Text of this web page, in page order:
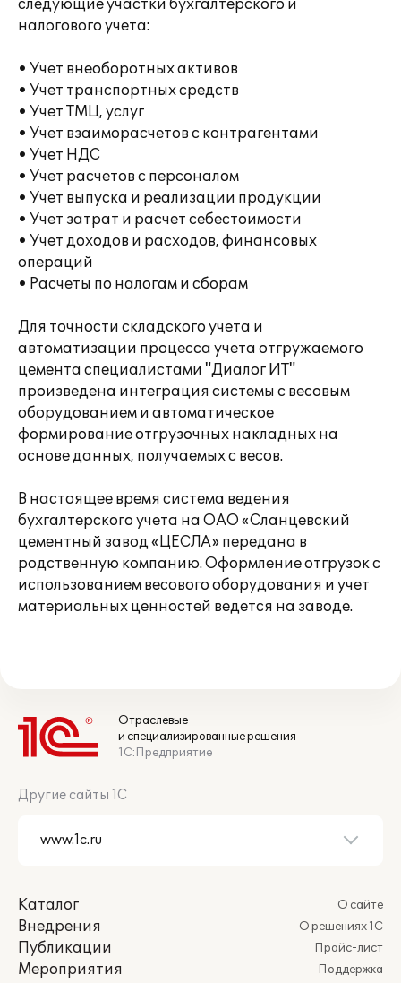
следующие участки бухгалтерского и
налогового учета:
• Учет внеоборотных активов
• Учет транспортных средств
• Учет ТМЦ, услуг
• Учет взаиморасчетов с контрагентами
• Учет НДС
• Учет расчетов с персоналом
• Учет выпуска и реализации продукции
• Учет затрат и расчет себестоимости
• Учет доходов и расходов, финансовых
операций
• Расчеты по налогам и сборам
Для точности складского учета и
автоматизации процесса учета отгружаемого
цемента специалистами "Диалог ИТ"
произведена интеграция системы с весовым
оборудованием и автоматическое
формирование отгрузочных накладных на
основе данных, получаемых с весов.
В настоящее время система ведения
бухгалтерского учета на ОАО «Сланцевский
цементный завод «ЦЕСЛА» передана в
родственную компанию. Оформление отгрузок с
использованием весового оборудования и учет
материальных ценностей ведется на заводе.
Отраслевые
и специализированные решения
1С:Предприятие
Другие сайты 1С
Каталог
Внедрения
Публикации
Мероприятия
О сайте
О решениях 1С
Прайс-лист
Поддержка